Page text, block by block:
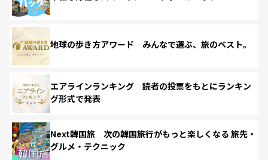
地球の歩き方アワード みんなで選ぶ、旅のベスト。
エアラインランキング 読者の投票をもとにランキン
グ形式で発表
Next韓国旅 次の韓国旅行がもっと楽しくなる 旅先・
グルメ・テクニック